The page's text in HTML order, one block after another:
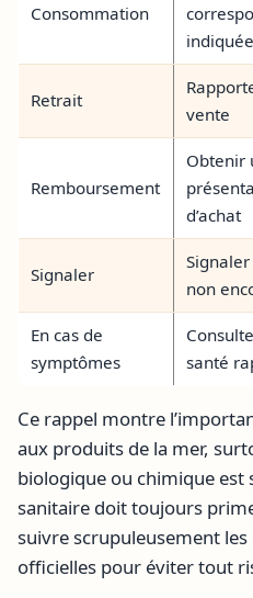
Consommation
indiquée
Retrait
vente
Remboursement
Obtenir
d’achat
Signaler
non
En cas de
symptômes
santé
Ce rappel montre
aux produits de la mer,
biologique ou chimique est
sanitaire doit toujours
suivre scrupuleusement
officielles pour éviter tout